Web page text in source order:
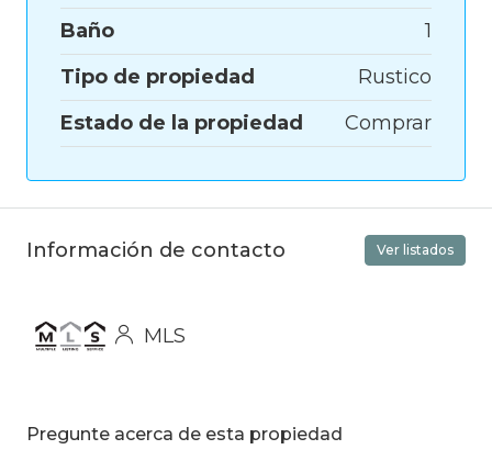
Baño
1
Tipo de propiedad
Rustico
Estado de la propiedad
Comprar
Información de contacto Ver listados
MLS
Pregunte acerca de esta propiedad